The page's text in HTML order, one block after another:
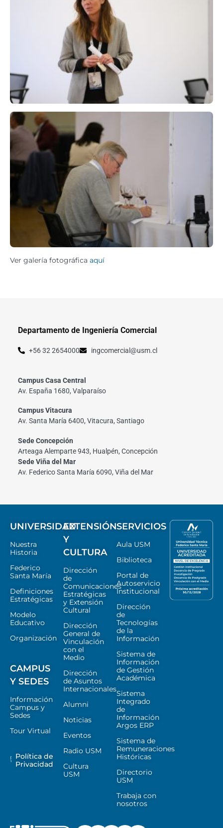
Ver galería fotográfica aquí
Departamento de Ingeniería Comercial
+56 32 2654000 ingcomercial@usm.cl
Campus Casa Central
Av. España 1680, Valparaíso
Campus Vitacura
Av. Santa María 6400, Vitacura, Santiago
Sede Concepción
Arteaga Alemparte 943, Hualpén, Concepción
Sede Viña del Mar
Av. Federico Santa María 6090, Viña del Mar
UNIVERSIDAD
Nuestra
Historia
Federico
Santa María
Definiciones
Estratégicas
Modelo
Educativo
Organización
CAMPUS
Y SEDES
Información
Campus y
Sedes
Tour Virtual
Política de
Privacidad
EXTENSIÓN
Y
CULTURA
Dirección
de
Comunicaciones
Estratégicas
y Extensión
Cultural
Dirección
General de
Vinculación
con el
Medio
Dirección
de Asuntos
Internacionales
Alumni
Noticias
Eventos
Radio USM
Cultura
USM
SERVICIOS
Aula USM
Biblioteca
Portal de
Autoservicio
Institucional
Dirección
de
Tecnologías
de la
Información
Sistema de
Información
de Gestión
Académica
Sistema
Integrado
de
Información
Argos ERP
Sistema de
Remuneraciones
Históricas
Directorio
USM
Trabaja con
nosotros